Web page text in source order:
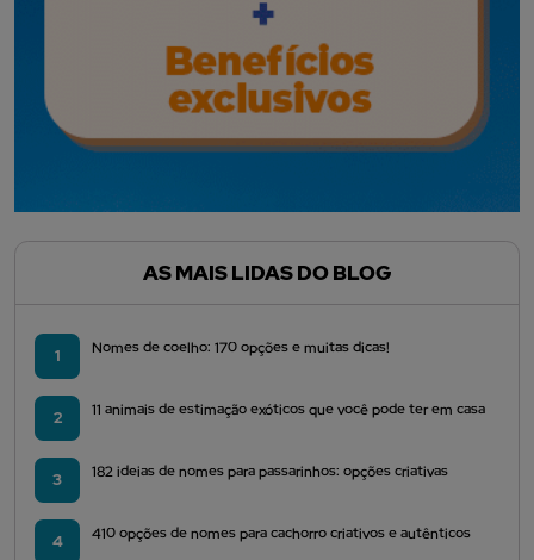
AS MAIS LIDAS DO BLOG
1 Nomes de coelho: 170 opções e muitas dicas!
2 11 animais de estimação exóticos que você pode ter em casa
3 182 ideias de nomes para passarinhos: opções criativas
4 410 opções de nomes para cachorro criativos e autênticos